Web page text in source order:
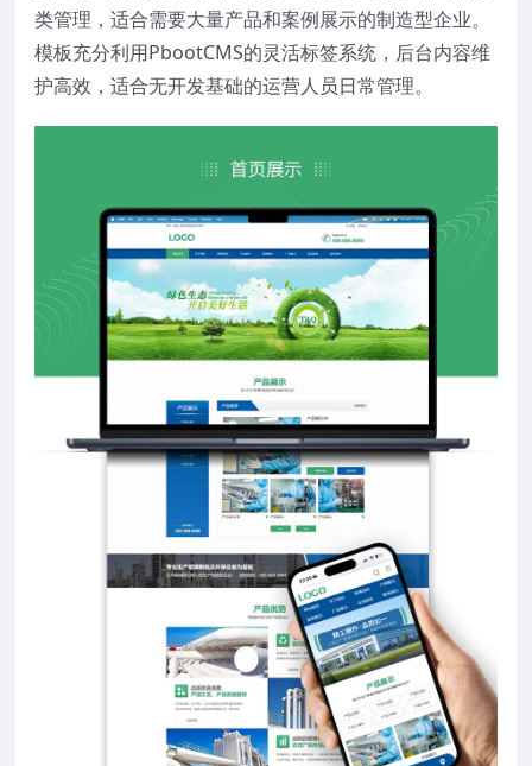
类管理，适合需要大量产品和案例展示的制造型企业。
模板充分利用PbootCMS的灵活标签系统，后台内容维
护高效，适合无开发基础的运营人员日常管理。